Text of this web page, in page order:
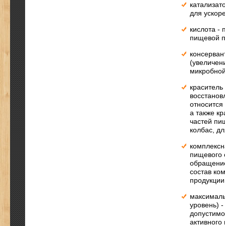
для
кислота -
пищевой
а также
частей
колбас,
пищевого
состав
уровень)